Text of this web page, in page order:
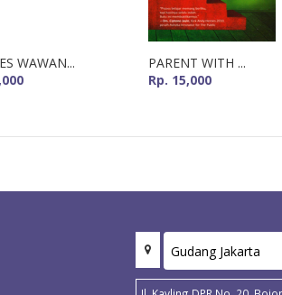
WAWAN...
PARENT WITH ...
Rp. 15,000